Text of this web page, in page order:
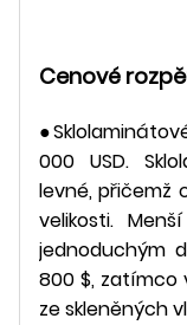
Cenové
000 USD.
levné, přičemž
velikosti.
jednoduchým
800 $, zatímco
ze skleněných